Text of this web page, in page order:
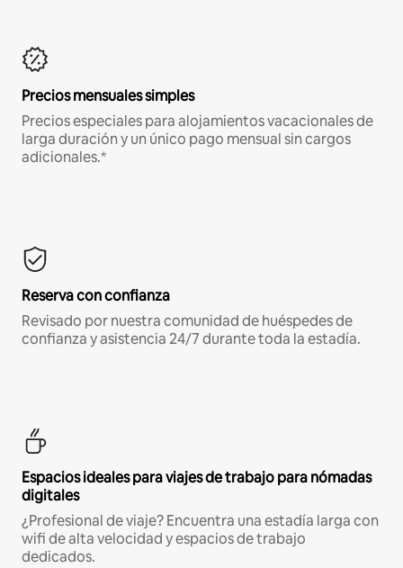
Precios mensuales simples
Precios especiales para alojamientos vacacionales de
larga duración y un único pago mensual sin cargos
adicionales.*
Reserva con confianza
Revisado por nuestra comunidad de huéspedes de
confianza y asistencia 24/7 durante toda la estadía.
Espacios ideales para viajes de trabajo para nómadas
digitales
¿Profesional de viaje? Encuentra una estadía larga con
wifi de alta velocidad y espacios de trabajo
dedicados.